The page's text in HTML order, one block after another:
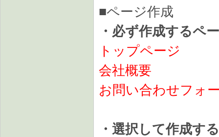
■ページ作成
・ 必ず作成するペ
トップページ
会社概要
お問い合わせフォ
・選択して作成す